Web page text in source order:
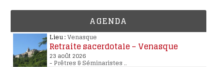
AGENDA
Lieu : Venasque
Retraite sacerdotale – Venasque
23 août 2026
- Prêtres & Séminaristes..